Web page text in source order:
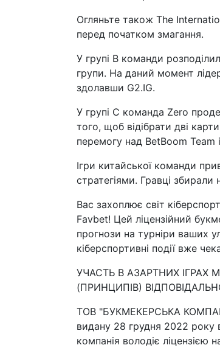
Огляньте також The
перед початком змагання.
У групі B команди
групи. На даний момент
здолавши G2.IG.
У групі C команда Zero
того, щоб відібрати дві
перемогу над BetBoom Team
Ігри китайської команди
стратегіями. Гравці збирали
Вас захоплює світ
Favbet! Цей ліцензійний
прогнози на турніри ваших
кіберспортивні події вже
УЧАСТЬ В АЗАРТНИХ ІГРАХ
(ПРИНЦИПІВ)
ТОВ "БУКМЕКЕРСЬКА
видану 28 грудня 2022 року
компанія володіє ліцензією